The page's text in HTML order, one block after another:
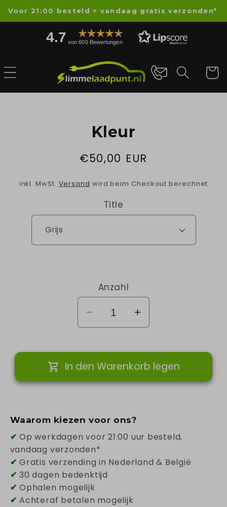
zum
Inhalt
Voor 21:00 besteld = vandaag gratis verzonden*
4.7 von 606 Bewertungen
Kleur
Normaler
€50,00 EUR
inkl. MwSt. Versand wird beim Checkout berechnet
Title
Anzahl
Verringere
die
Kleur
Erhöhe
die
für
Kleur
In den Warenkorb legen
Waarom kiezen voor ons?
✔ Op werkdagen voor 21:00 uur besteld,
vandaag verzonden*
✔ Gratis verzending in Nederland & België
✔ 30 dagen bedenktijd
✔ Ophalen mogelijk
✔ Achteraf betalen mogelijk